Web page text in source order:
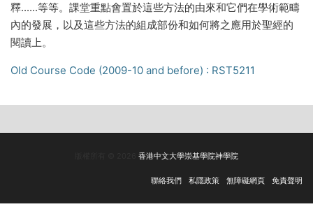
釋......等等。課堂重點會置於這些方法的由來和它們在學術範疇
內的發展，以及這些方法的組成部份和如何將之應用於聖經的
閱讀上。
Old Course Code (2009-10 and before) : RST5211
香港中文大學崇基學院神學院
免責聲明
無障礙網頁
私隱政策
聯絡我們